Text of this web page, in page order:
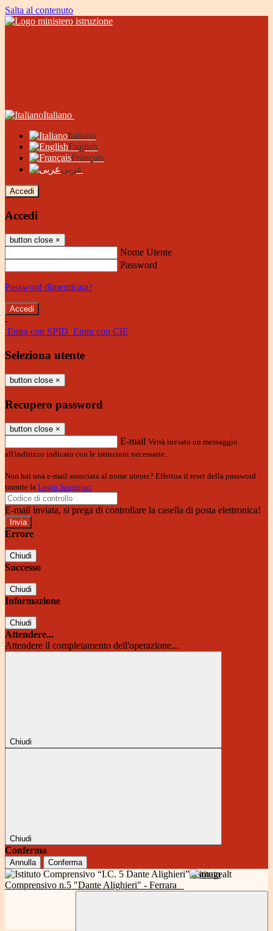
Salta al contenuto
Italiano
Italiano
English
Français
عربى
Accedi
Accedi
button close ×
Nome Utente
Password
Password dimenticata?
-
Entra con SPID Entra con CIE
Seleziona utente
button close ×
Recupero password
button close ×
E-mail Verrà inviato un messaggio
all'indirizzo indicato con le istruzioni necessarie.
Non hai una e-mail associata al nome utente? Effettua il reset della password
tramite la Login Spaggiari
E-mail inviata, si prega di controllare la casella di posta elettronica!
Errore
Chiudi
Successo
Chiudi
Informazione
Chiudi
Attendere...
Attendere il completamento dell'operazione...
Chiudi
Chiudi
Conferma
Annulla Conferma
Istituto
Comprensivo n.5 "Dante Alighieri" - Ferrara